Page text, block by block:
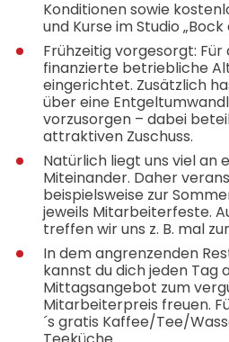
Konditionen sowie
und Kurse im Studio
Frühzeitig vorgesorgt: Für
finanzierte betriebliche
eingerichtet. Zusätzlich
über eine
vorzusorgen – dabei
attraktiven Zuschuss.
Natürlich liegt uns viel an
Miteinander. Daher
beispielsweise zur
jeweils Mitarbeiterfeste.
treffen wir uns z. B. mal
In dem angrenzenden
kannst du dich jeden Tag
Mittagsangebot zum
Mitarbeiterpreis freuen.
´s gratis Kaffee/Tee/